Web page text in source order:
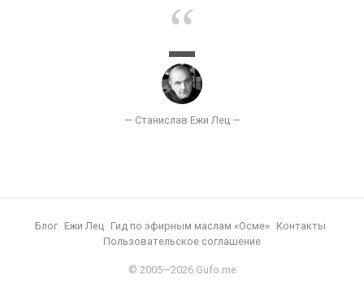
Блог Ежи Лец Гид по эфирным маслам «Осме»
Контакты
Пользовательское соглашение
© 2005—2026 Gufo.me